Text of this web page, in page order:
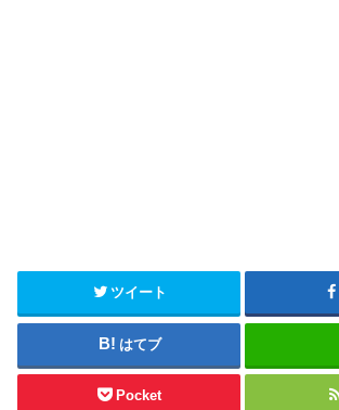
ツイート
はてブ
Pocket